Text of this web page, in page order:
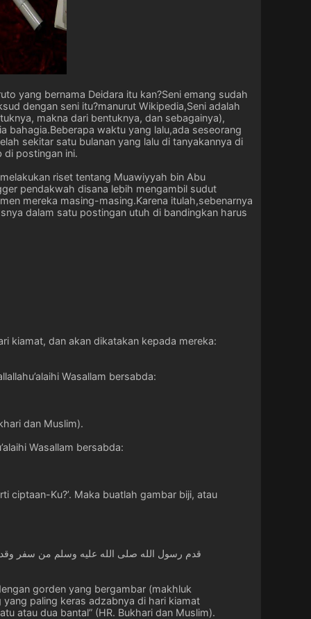
yang bernama Deidara itu kan?Seni emang sudah
dengan seni itu?manurut Wikipedia,Seni adalah
makna dari bentuknya, dan sebagainya),
bahagia.Beberapa waktu yang lalu,ada seseorang
sekitar satu bulanan yang lalu di tanyakannya di
di postingan ini.
riset tentang Muawiyyah bin Abu
pendakwah disana lebih mengambil sudut
mereka masing-masing.Karena itulah,sebenarnya
dalam satu postingan utuh di bandingkan harus
kiamat, dan akan dikatakan kepada mereka:
Wasallam bersabda:
dan Muslim).
Wasallam bersabda:
ciptaan-Ku?’. Maka buatlah gambar biji, atau
قدم رسول الله صلى الله عليه وسلم من سفر وقد
gorden yang bergambar (makhluk
paling keras adzabnya di hari kiamat
atau dua bantal” (HR. Bukhari dan Muslim).